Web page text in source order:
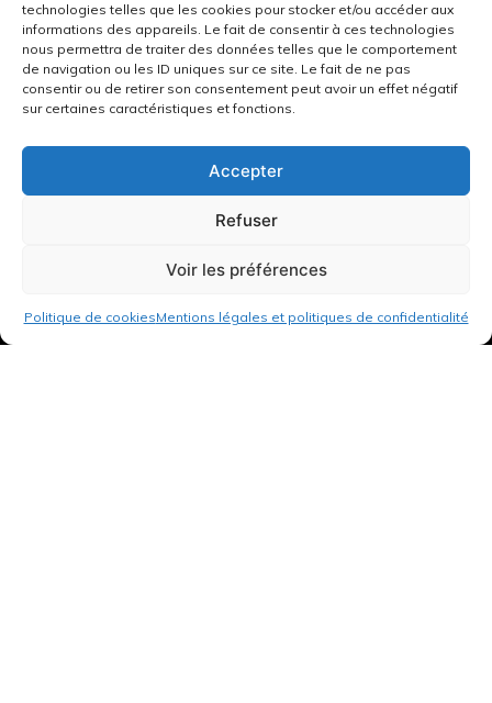
technologies telles que les cookies pour stocker et/ou accéder aux
informations des appareils. Le fait de consentir à ces technologies
nous permettra de traiter des données telles que le comportement
de navigation ou les ID uniques sur ce site. Le fait de ne pas
consentir ou de retirer son consentement peut avoir un effet négatif
sur certaines caractéristiques et fonctions.
Accepter
Refuser
Voir les préférences
Politique de cookiesMentions légales et politiques de confidentialité